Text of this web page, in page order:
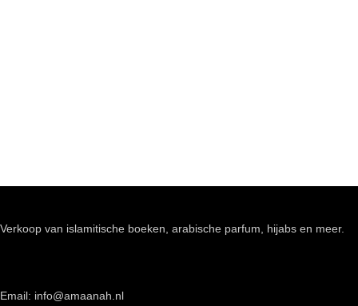
Verkoop van islamitische boeken, arabische parfum, hijabs en meer.
Email: info@amaanah.nl